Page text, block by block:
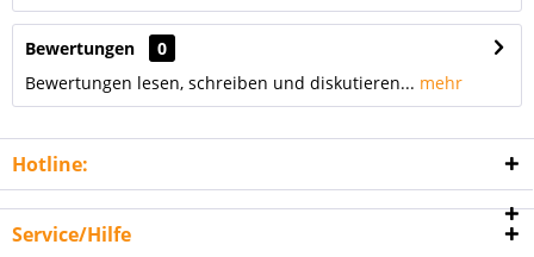
Bewertungen
0
Bewertungen lesen, schreiben und diskutieren... mehr
Hotline:
Service/Hilfe